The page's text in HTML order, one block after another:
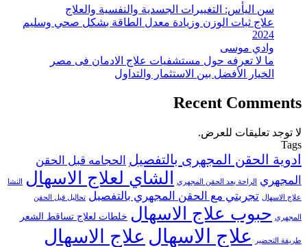
سن اليأس: التغييرات الجسدية والنفسية والعلاج
علاج ثبات الوزن وزيادة معدل الطاقة بشكل صحي وسليم
2024
وادي موسى
ما لا تعرفه حول مستشفيات علاج الادمان فى مصر
الخيار الأفضل بين الاستثمار والتداول
Recent Comments
لا توجد تعليقات للعرض.
Tags
ادوية الحقن المجهرى بالتفصيل الحجامه قبل الحقن
المجهري
الراحة بعد الحقن المجهري الشاي لعلاج الاسهال النشا
علاج الاسهال تجربتي مع الحقن المجهري بالتفصيل تحاليل قبل الحقن
المجهري حبوب علاج الاسهال خلطات لعلاج تساقط الشعر
طريقة التحضير علاج الاسهال علاج الاسهال